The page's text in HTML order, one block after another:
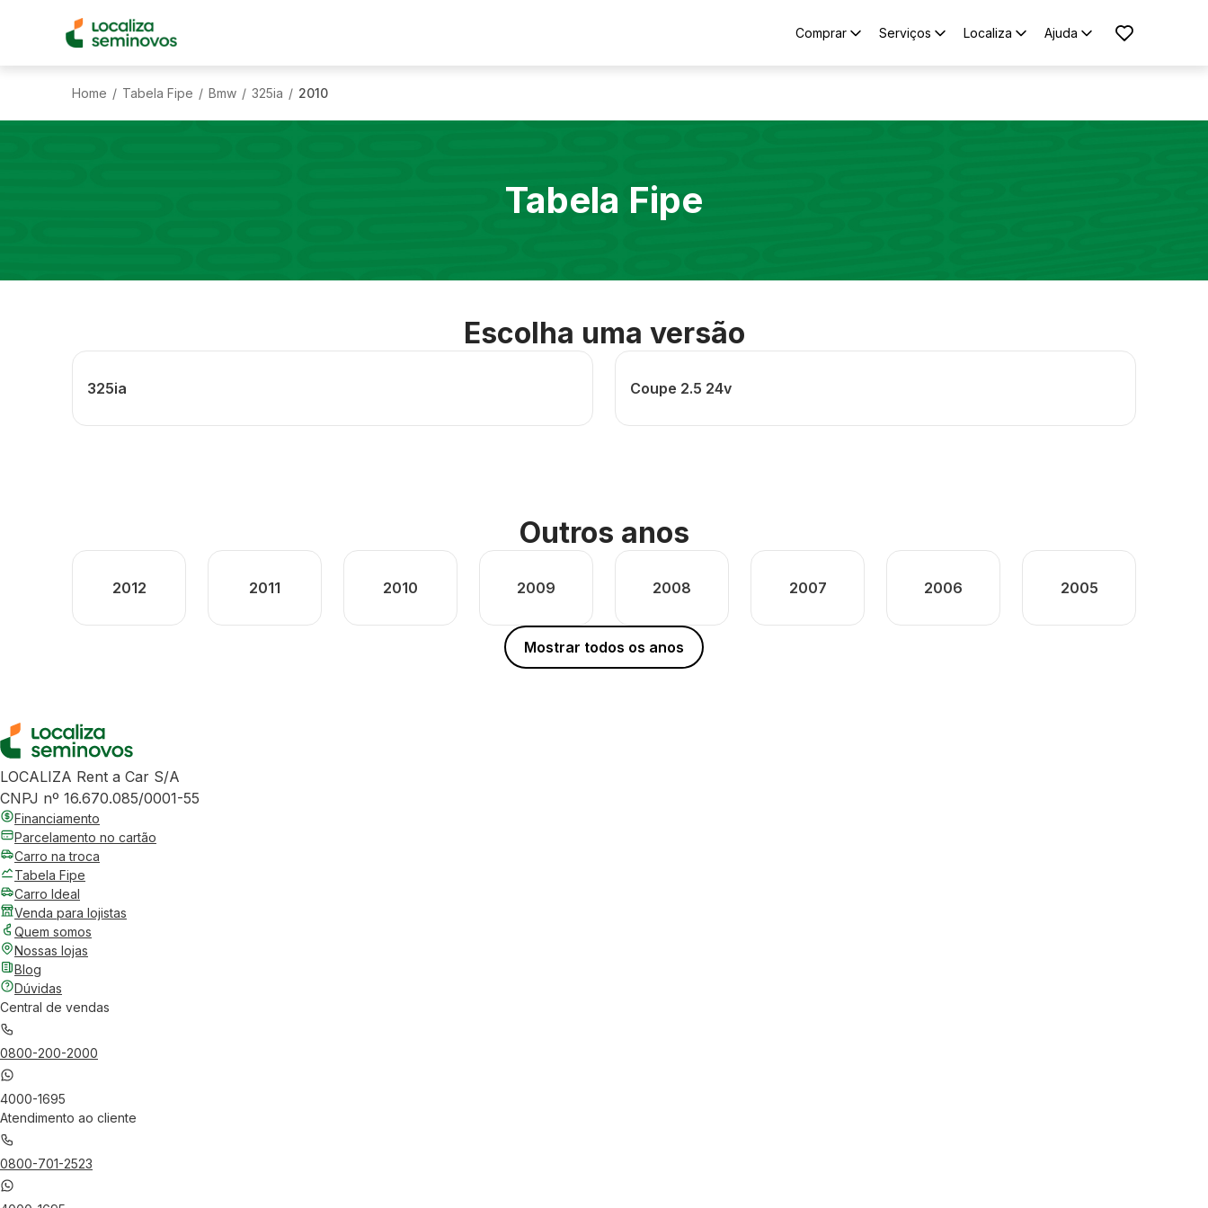
Comprar Serviços Localiza Ajuda
Home / Tabela Fipe / Bmw / 325ia / 2010
Tabela Fipe
Escolha uma versão
325ia Coupe 2.5 24v
Outros anos
2012 2011 2010 2009 2008 2007 2006 2005
Mostrar todos os anos
LOCALIZA Rent a Car S/A
CNPJ nº 16.670.085/0001-55
Financiamento
Parcelamento no cartão
Carro na troca
Tabela Fipe
Carro Ideal
Venda para lojistas
Quem somos
Nossas lojas
Blog
Dúvidas
Central de vendas
0800-200-2000
4000-1695
Atendimento ao cliente
0800-701-2523